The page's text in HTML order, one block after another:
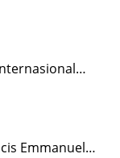
Emmanuel…